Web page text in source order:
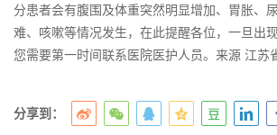
分患者会有腹围及体重突然明显增加、胃胀、
难、咳嗽等情况发生，在此提醒各位，一旦出
您需要第一时间联系医院医护人员。来源 江苏
分享到：